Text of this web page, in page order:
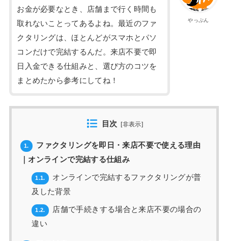
やっぷん
お金が必要なとき、店舗まで行く時間も
取れないことってあるよね。最近のファ
クタリングは、ほとんどがスマホとパソ
コンだけで完結するんだ。来店不要で即
日入金できる仕組みと、選び方のコツを
まとめたから参考にしてね！
目次 [非表示]
1.
ファクタリングを即日・来店不要で使える理由
｜オンラインで完結する仕組み
1.1.
オンラインで完結するファクタリングが普
及した背景
1.2.
店舗で手続きする場合と来店不要の場合の
違い